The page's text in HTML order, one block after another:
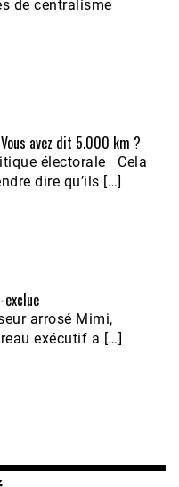
de centralisme
avez dit 5.000 km ?
électorale Cela
dire qu’ils […]
arrosé Mimi,
exécutif a […]